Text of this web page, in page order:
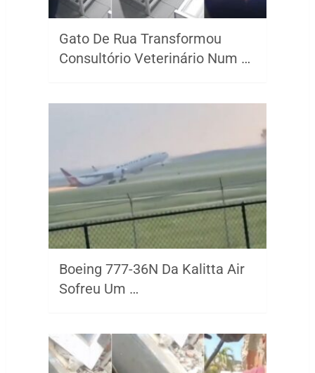
Gato De Rua Transformou
Consultório Veterinário Num …
Boeing 777-36N Da Kalitta Air
Sofreu Um …